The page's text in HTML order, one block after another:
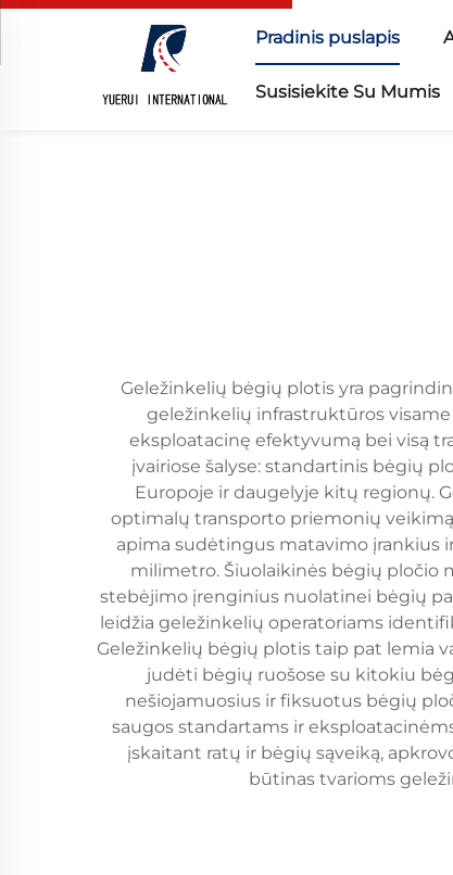
Pradinis puslapis
Susisiekite Su Mumis
Geležinkelių bėgių plotis yra
geležinkelių infrastruktūros
eksploatacinę efektyvumą bei visą
įvairiose šalyse: standartinis bėgių
Europoje ir daugelyje kitų regionų.
optimalų transporto priemonių
apima sudėtingus matavimo įrankius
milimetro. Šiuolaikinės bėgių pločio
stebėjimo įrenginius nuolatinei bėgių
leidžia geležinkelių operatoriams
Geležinkelių bėgių plotis taip pat lemia
judėti bėgių ruošose su kitokiu
nešiojamuosius ir fiksuotus bėgių
saugos standartams ir
įskaitant ratų ir bėgių sąveiką,
būtinas tvarioms